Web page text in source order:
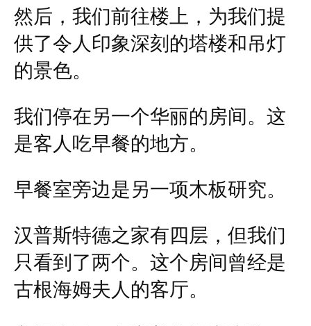
然后，我们前往楼上，为我们提
供了令人印象深刻的塔楼和吊灯
的景色。
我们停在另一个华丽的房间。这
是客人吃早餐的地方。
早餐室旁边是另一项木板研究。
汉普斯特德之家有四层，但我们
只看到了两个。这个房间曾经是
古根海姆夫人的客厅。